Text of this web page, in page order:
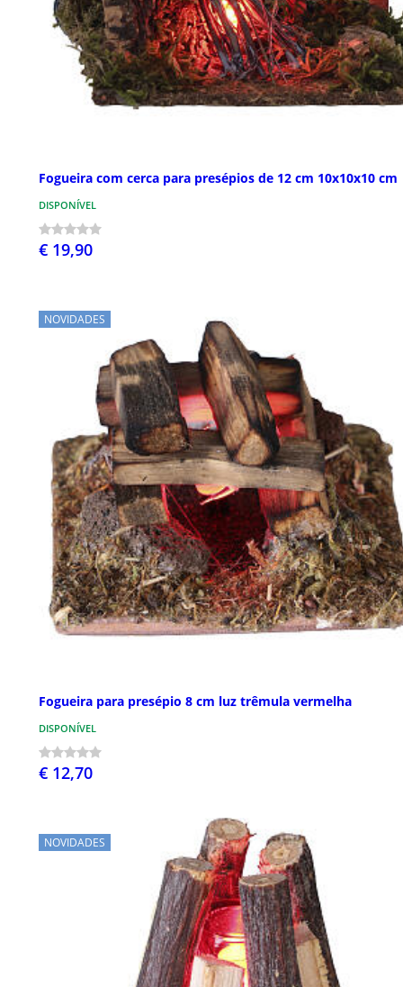
Fogueira com cerca para presépios de 12 cm 10x10x10 cm
DISPONÍVEL
€ 19,90
NOVIDADES
Fogueira para presépio 8 cm luz trêmula vermelha
DISPONÍVEL
€ 12,70
NOVIDADES